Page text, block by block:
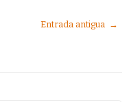
Entrada antigua →